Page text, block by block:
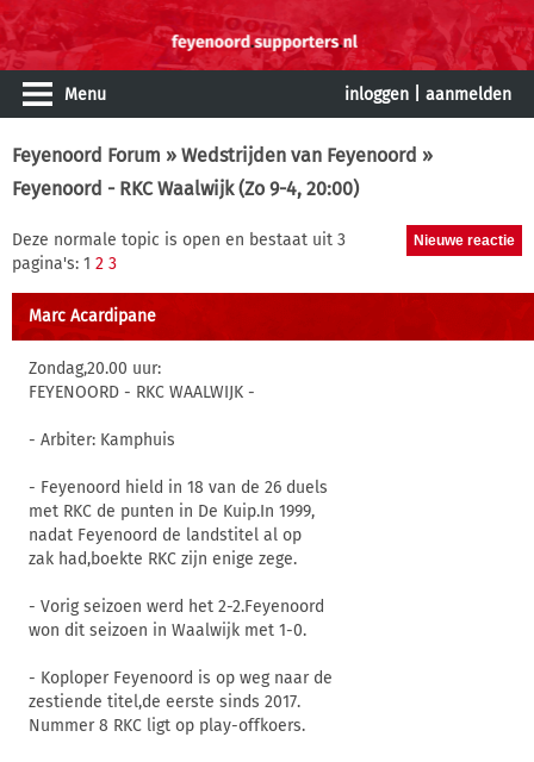
Menu inloggen aanmelden
Feyenoord Forum » Wedstrijden van Feyenoord »
Feyenoord - RKC Waalwijk (Zo 9-4, 20:00)
Deze normale topic is open en bestaat uit 3
pagina's: 1 2 3
Marc Acardipane
Zondag,20.00 uur:
FEYENOORD - RKC WAALWIJK -
- Arbiter: Kamphuis
- Feyenoord hield in 18 van de 26 duels
met RKC de punten in De Kuip.In 1999,
nadat Feyenoord de landstitel al op
zak had,boekte RKC zijn enige zege.
- Vorig seizoen werd het 2-2.Feyenoord
won dit seizoen in Waalwijk met 1-0.
- Koploper Feyenoord is op weg naar de
zestiende titel,de eerste sinds 2017.
Nummer 8 RKC ligt op play-offkoers.